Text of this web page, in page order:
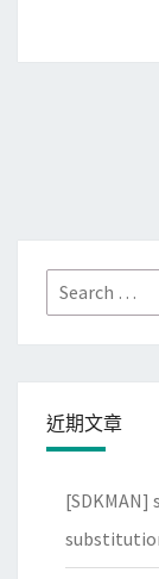
Search
for:
近期文章
[SDKMAN]